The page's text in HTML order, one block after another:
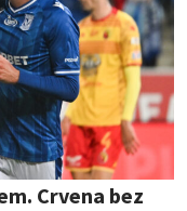
Crvena bez